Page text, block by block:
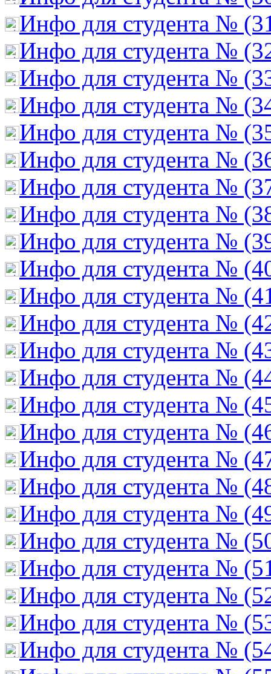
Инфо для студента №
Инфо для студента №
Инфо для студента №
Инфо для студента №
Инфо для студента №
Инфо для студента №
Инфо для студента №
Инфо для студента №
Инфо для студента №
Инфо для студента №
Инфо для студента №
Инфо для студента №
Инфо для студента №
Инфо для студента №
Инфо для студента №
Инфо для студента №
Инфо для студента №
Инфо для студента №
Инфо для студента №
Инфо для студента №
Инфо для студента №
Инфо для студента №
Инфо для студента №
Инфо для студента №